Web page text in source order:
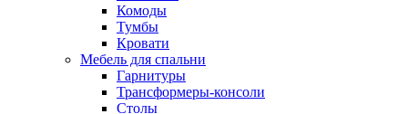
Комоды
Тумбы
Кровати
Мебель для спальни
Гарнитуры
Трансформеры-консоли
Столы